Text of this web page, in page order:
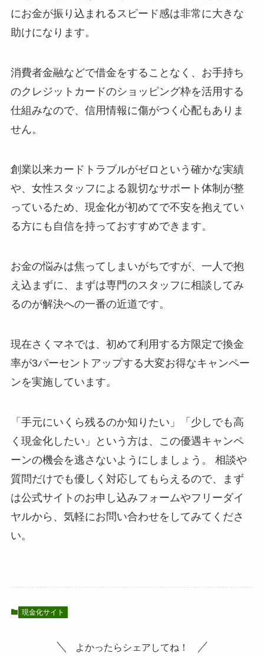
にお金が振り込まれるスピード感は非常に大きな
助けになります。
消費者金融などで借金をすることなく、お手持ち
のクレジットカードのショッピング枠を活用する
仕組みなので、信用情報に傷がつく心配もありま
せん。
創業以来カードトラブルがゼロという確かな実績
や、女性スタッフによる親切なサポート体制が整
っているため、現金化が初めてで不安を抱えてい
る方にも自信を持っておすすめできます。
お金の悩みは焦ってしまいがちですが、一人で抱
え込まずに、まずは専門のスタッフに相談してみ
るのが解決への一番の近道です。
現在さくマネでは、初めて利用する方限定で換金
率が3パーセントアップする大変お得なキャンペー
ンを実施しています。
「手元にいくら残るのか知りたい」「少しでも高
く現金化したい」という方は、この優遇キャンペ
ーンの機会を逃さないようにしましょう。 相談や
質問だけでも優しく対応してもらえるので、まず
は公式サイトのお申し込みフォームやフリーダイ
ヤルから、気軽にお問い合わせをしてみてくださ
い。
現金化サイト
よかったらシェアしてね！